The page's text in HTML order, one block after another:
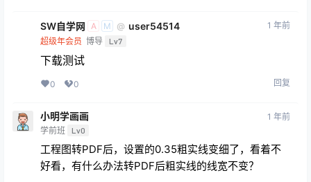
SW自学网 A M @ user54514
超级年会员 博导 Lv7
1 年前
下载测试
0 0 回复
小明学画画
学前班 Lv0
1 年前
工程图转PDF后，设置的0.35粗实线变细了，看着不
好看，有什么办法转PDF后粗实线的线宽不变？